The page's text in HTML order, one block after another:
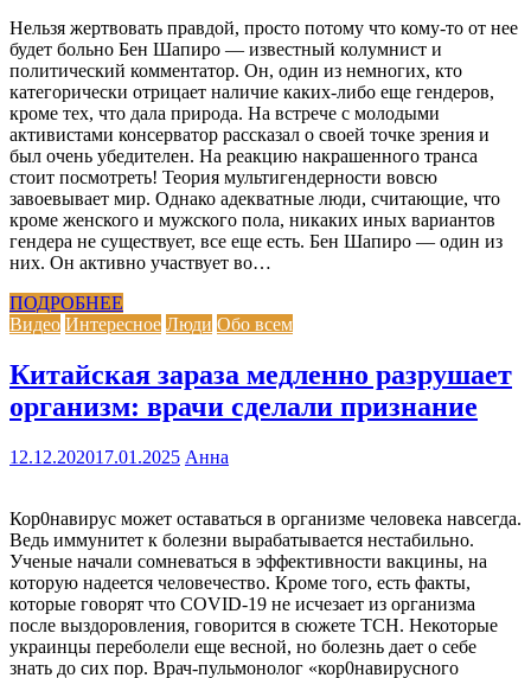
Нельзя жертвовать правдой, просто потому что кому-то от нее
будет больно Бен Шапиро — известный колумнист и
политический комментатор. Он, один из немногих, кто
категорически отрицает наличие каких-либо еще гендеров,
кроме тех, что дала природа. На встрече с молодыми
активистами консерватор рассказал о своей точке зрения и
был очень убедителен. На реакцию накрашенного транса
стоит посмотреть! Теория мультигендерности вовсю
завоевывает мир. Однако адекватные люди, считающие, что
кроме женского и мужского пола, никаких иных вариантов
гендера не существует, все еще есть. Бен Шапиро — один из
них. Он активно участвует во…
ПОДРОБНЕЕ
Видео Интересное Люди Обо всем
Китайская зараза медленно разрушает
организм: врачи сделали признание
12.12.202017.01.2025 Анна
Кор0навирус может оставаться в организме человека навсегда.
Ведь иммунитет к болезни вырабатывается нестабильно.
Ученые начали сомневаться в эффективности вакцины, на
которую надеется человечество. Кроме того, есть факты,
которые говорят что COVID-19 не исчезает из организма
после выздоровления, говорится в сюжете ТСН. Некоторые
украинцы переболели еще весной, но болезнь дает о себе
знать до сих пор. Врач-пульмонолог «кор0навирусного